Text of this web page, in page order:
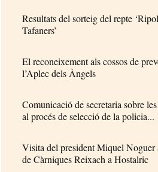
Resultats del sorteig del repte
Tafaners’
El reconeixement als cossos de
l’Aplec dels Àngels
Comunicació de secretaria sobre
al procés de selecció de la policia...
Visita del president Miquel Noguer
de Càrniques Reixach a Hostalric